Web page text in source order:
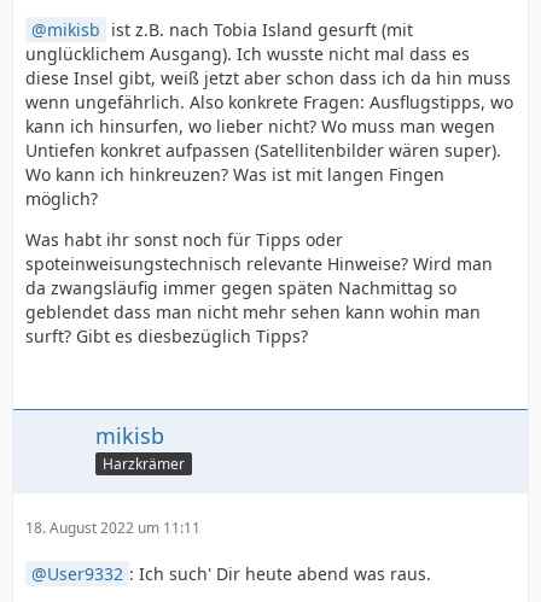
mikisb ist z.B. nach Tobia Island gesurft (mit
unglücklichem Ausgang). Ich wusste nicht mal dass es
diese Insel gibt, weiß jetzt aber schon dass ich da hin muss
wenn ungefährlich. Also konkrete Fragen: Ausflugstipps, wo
kann ich hinsurfen, wo lieber nicht? Wo muss man wegen
Untiefen konkret aufpassen (Satellitenbilder wären super).
Wo kann ich hinkreuzen? Was ist mit langen Fingen
möglich?
Was habt ihr sonst noch für Tipps oder
spoteinweisungstechnisch relevante Hinweise? Wird man
da zwangsläufig immer gegen späten Nachmittag so
geblendet dass man nicht mehr sehen kann wohin man
surft? Gibt es diesbezüglich Tipps?
mikisb
Harzkrämer
18. August 2022 um 11:11
User9332 : Ich such' Dir heute abend was raus.